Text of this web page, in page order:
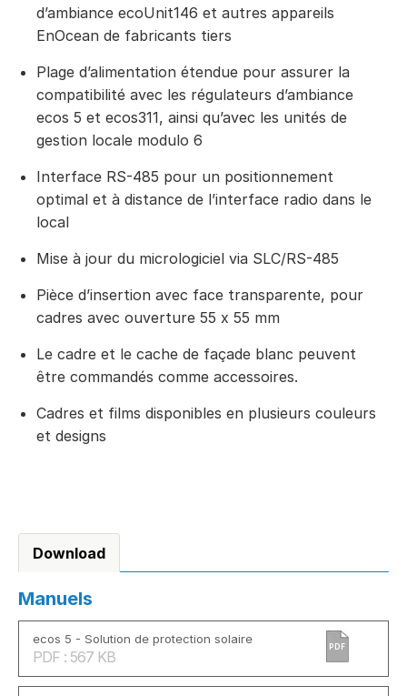
d’ambiance ecoUnit146 et autres appareils
EnOcean de fabricants tiers
Plage d’alimentation étendue pour assurer la
compatibilité avec les régulateurs d’ambiance
ecos 5 et ecos311, ainsi qu’avec les unités de
gestion locale modulo 6
Interface RS-485 pour un positionnement
optimal et à distance de l’interface radio dans le
local
Mise à jour du micrologiciel via SLC/RS-485
Pièce d’insertion avec face transparente, pour
cadres avec ouverture 55 x 55 mm
Le cadre et le cache de façade blanc peuvent
être commandés comme accessoires.
Cadres et films disponibles en plusieurs couleurs
et designs
Download
Manuels
ecos 5 - Solution de protection solaire
PDF : 567 KB
PDF